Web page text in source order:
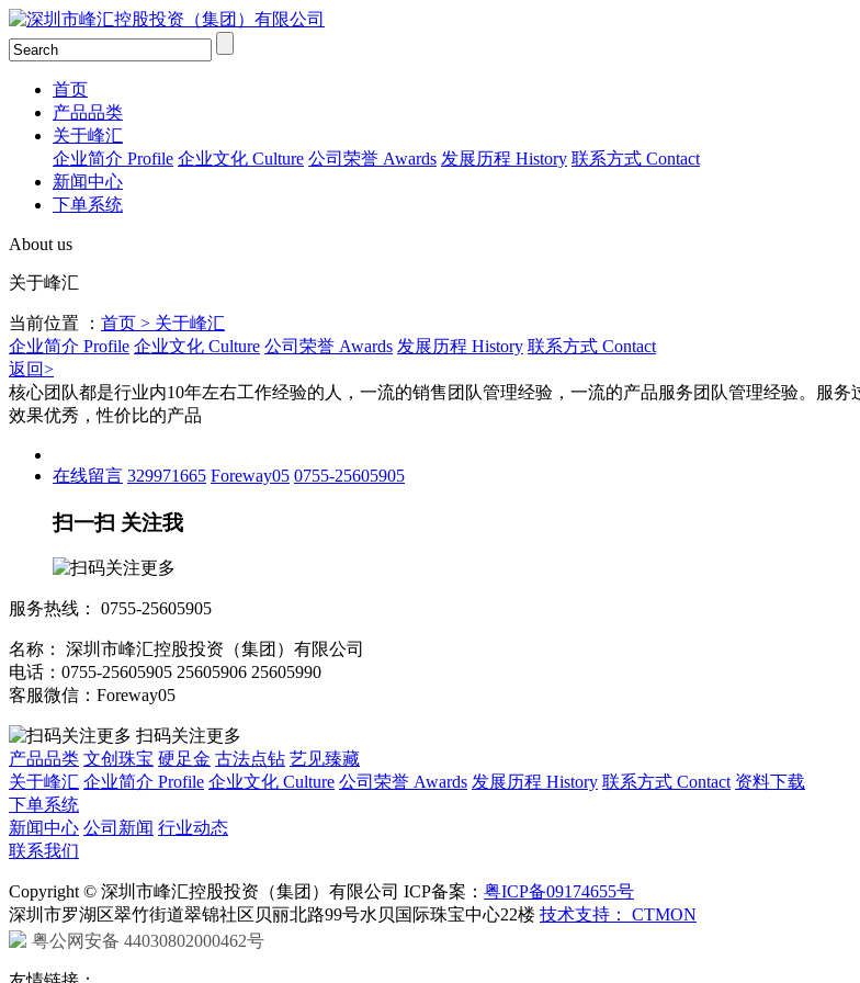
首页
产品品类
关于峰汇
企业简介 Profile 企业文化 Culture 公司荣誉 Awards 发展历程 History 联系方式 Contact
新闻中心
下单系统
About us
关于峰汇
当前位置 ： 首页 > 关于峰汇
企业简介 Profile 企业文化 Culture 公司荣誉 Awards 发展历程 History 联系方式 Contact
返回>
核心团队都是行业内10年左右工作经验的人，一流的销售团队管理经验，一流的产品服务团队管理经验。服
效果优秀，性价比的产品
在线留言 329971665 Foreway05 0755-25605905
扫一扫 关注我
服务热线： 0755-25605905
名称： 深圳市峰汇控股投资（集团）有限公司
电话：0755-25605905 25605906 25605990
客服微信：Foreway05
扫码关注更多
产品品类 文创珠宝 硬足金 古法点钻 艺见臻藏
关于峰汇 企业简介 Profile 企业文化 Culture 公司荣誉 Awards 发展历程 History 联系方式 Contact 资料下载
下单系统
新闻中心 公司新闻 行业动态
联系我们
Copyright © 深圳市峰汇控股投资（集团）有限公司 ICP备案： 粤ICP备09174655号
深圳市罗湖区翠竹街道翠锦社区贝丽北路99号水贝国际珠宝中心22楼 技术支持： CTMON
粤公网安备 44030802000462号